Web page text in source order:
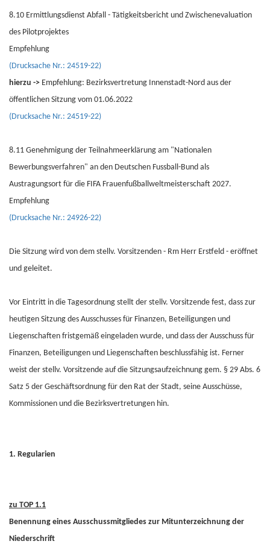
8.10 Ermittlungsdienst Abfall - Tätigkeitsbericht und Zwischenevaluation
des Pilotprojektes
Empfehlung
(Drucksache Nr.: 24519-22)
hierzu -> Empfehlung: Bezirksvertretung Innenstadt-Nord aus der
öffentlichen Sitzung vom 01.06.2022
(Drucksache Nr.: 24519-22)
8.11 Genehmigung der Teilnahmeerklärung am "Nationalen
Bewerbungsverfahren" an den Deutschen Fussball-Bund als
Austragungsort für die FIFA Frauenfußballweltmeisterschaft 2027.
Empfehlung
(Drucksache Nr.: 24926-22)
Die Sitzung wird von dem stellv. Vorsitzenden - Rm Herr Erstfeld - eröffnet
und geleitet.
Vor Eintritt in die Tagesordnung stellt der stellv. Vorsitzende fest, dass zur
heutigen Sitzung des Ausschusses für Finanzen, Beteiligungen und
Liegenschaften fristgemäß eingeladen wurde, und dass der Ausschuss für
Finanzen, Beteiligungen und Liegenschaften beschlussfähig ist. Ferner
weist der stellv. Vorsitzende auf die Sitzungsaufzeichnung gem. § 29 Abs. 6
Satz 5 der Geschäftsordnung für den Rat der Stadt, seine Ausschüsse,
Kommissionen und die Bezirksvertretungen hin.
1. Regularien
zu TOP 1.1
Benennung eines Ausschussmitgliedes zur Mitunterzeichnung der
Niederschrift